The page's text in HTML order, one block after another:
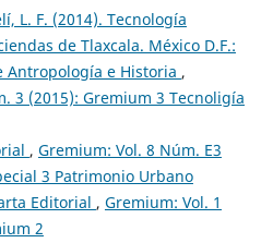
L. F. (2014). Tecnología
de Tlaxcala. México D.F.:
e Historia ,
3 (2015): Gremium 3 Tecnoligía
, Gremium: Vol. 8 Núm. E3
3 Patrimonio Urbano
Editorial , Gremium: Vol. 1
2